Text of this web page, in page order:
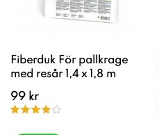
Fiberduk För pallkrage
med resår 1,4 x 1,8 m
99 kr